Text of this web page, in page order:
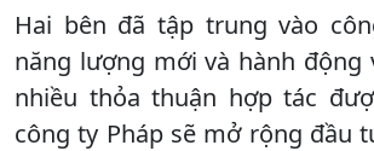
Hai bên đã tập trung vào
năng lượng mới và hành động
nhiều thỏa thuận hợp tác
công ty Pháp sẽ mở rộng đầu